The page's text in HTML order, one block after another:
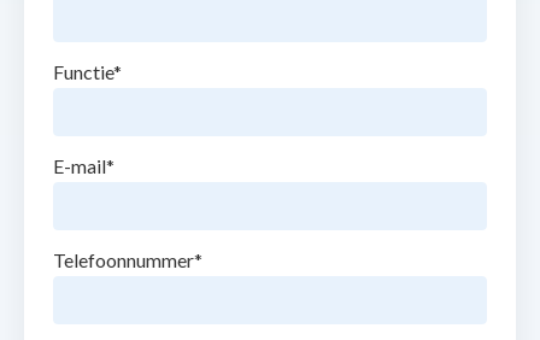
Functie*
E-mail*
Telefoonnummer*